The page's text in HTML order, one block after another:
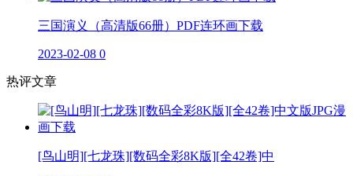
三国演义（高清版66册）PDF连环画下载
2023-02-08 0
热评文章
[鸟山明][七龙珠][数码全彩8K版][全42卷]中